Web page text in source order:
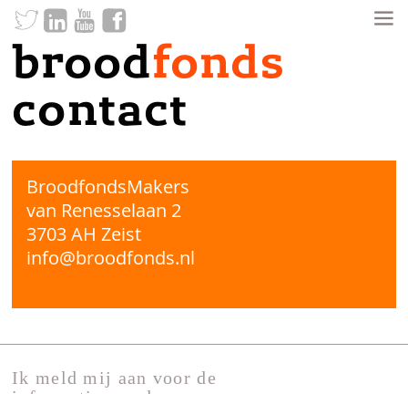
broodfonds
contact
BroodfondsMakers
van Renesselaan 2
3703 AH Zeist
info@broodfonds.nl
Ik meld mij aan voor de